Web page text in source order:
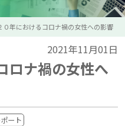
０年におけるコロナ禍の女性への影響
2021年11月01日
ロナ禍の女性へ
ート